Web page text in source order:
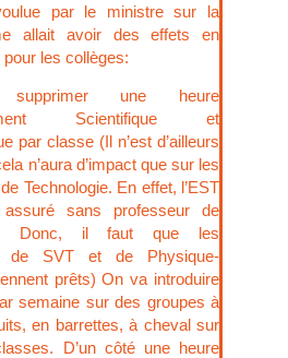
par le ministre sur la
allait avoir des effets en
les collèges:
une heure
Scientifique et
par classe (Il n’est d’ailleurs
n’aura d’impact que sur les
Technologie. En effet, l’EST
sans professeur de
Donc, il faut que les
de SVT et de Physique-
prêts) On va introduire
semaine sur des groupes à
en barrettes, à cheval sur
D’un côté une heure